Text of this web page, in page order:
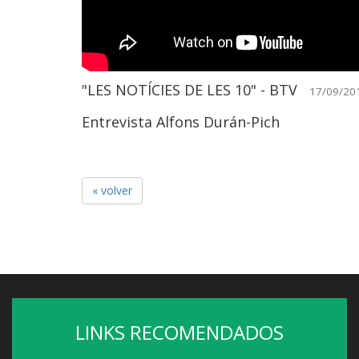
"LES NOTÍCIES DE LES 10" - BTV 17/09/
Entrevista Alfons Durán-Pich
« volver
LINKS RECOMENDADOS